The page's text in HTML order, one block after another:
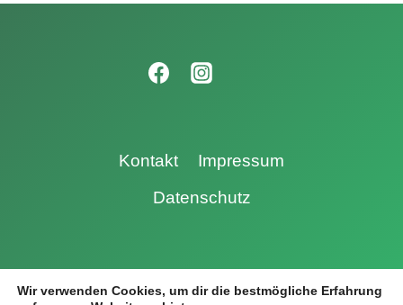
Kontakt
Impressum
Datenschutz
© 2026 SchwimmTeam TV Nellingen
Wir verwenden Cookies, um dir die bestmögliche Erfahrung